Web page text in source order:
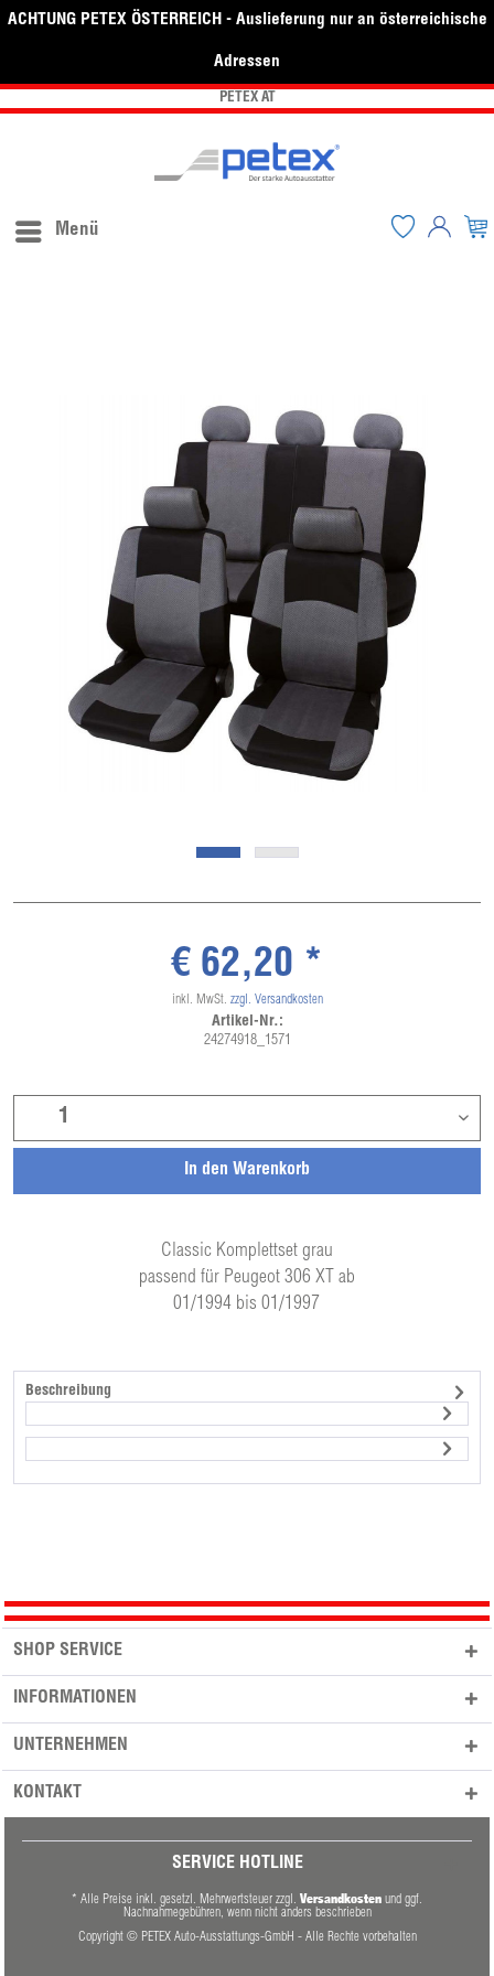
ACHTUNG PETEX ÖSTERREICH - Auslieferung nur an österreichische
Adressen
PETEX AT
Menü
Classic Komplettset grau
passend für Peugeot 306 XT ab
01/1994 bis 01/1997
In den Warenkorb
€ 62,20 *
inkl. MwSt. zzgl. Versandkosten
Artikel-Nr.:
24274918_1571
Beschreibung
SHOP SERVICE
INFORMATIONEN
UNTERNEHMEN
KONTAKT
SERVICE HOTLINE
* Alle Preise inkl. gesetzl. Mehrwertsteuer zzgl. Versandkosten und ggf.
Nachnahmegebühren, wenn nicht anders beschrieben
Copyright © PETEX Auto-Ausstattungs-GmbH - Alle Rechte vorbehalten